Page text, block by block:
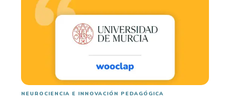
NEUROCIENCIA E INNOVACIÓN PEDAGÓGICA